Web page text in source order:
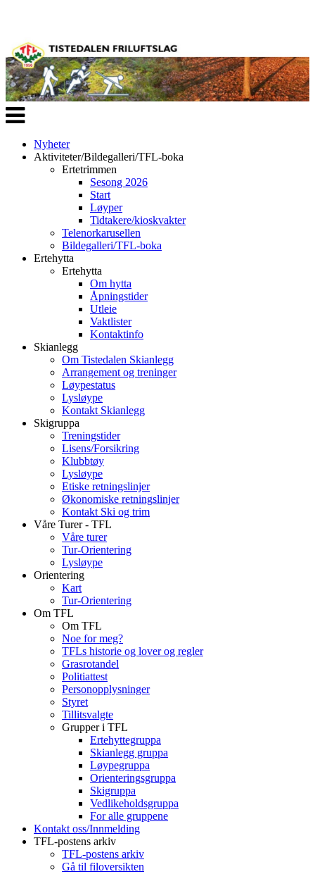
Veksle
navigasjon
Nyheter
Aktiviteter/Bildegalleri/TFL-boka
Ertetrimmen
Sesong 2026
Start
Løyper
Tidtakere/kioskvakter
Telenorkarusellen
Bildegalleri/TFL-boka
Ertehytta
Ertehytta
Om hytta
Åpningstider
Utleie
Vaktlister
Kontaktinfo
Skianlegg
Om Tistedalen Skianlegg
Arrangement og treninger
Løypestatus
Lysløype
Kontakt Skianlegg
Skigruppa
Treningstider
Lisens/Forsikring
Klubbtøy
Lysløype
Etiske retningslinjer
Økonomiske retningslinjer
Kontakt Ski og trim
Våre Turer - TFL
Våre turer
Tur-Orientering
Lysløype
Orientering
Kart
Tur-Orientering
Om TFL
Om TFL
Noe for meg?
TFLs historie og lover og regler
Grasrotandel
Politiattest
Personopplysninger
Styret
Tillitsvalgte
Grupper i TFL
Ertehyttegruppa
Skianlegg gruppa
Løypegruppa
Orienteringsgruppa
Skigruppa
Vedlikeholdsgruppa
For alle gruppene
Kontakt oss/Innmelding
TFL-postens arkiv
TFL-postens arkiv
Gå til filoversikten